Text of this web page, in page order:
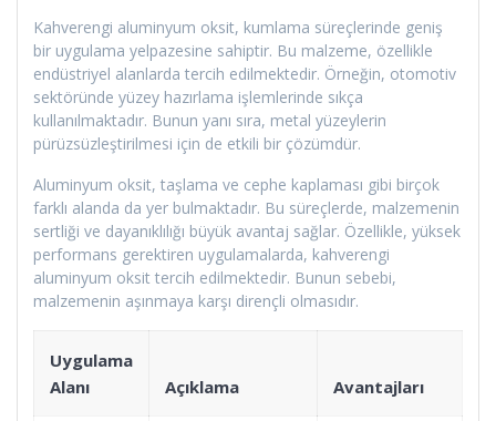
Kahverengi aluminyum oksit, kumlama süreçlerinde geniş
bir uygulama yelpazesine sahiptir. Bu malzeme, özellikle
endüstriyel alanlarda tercih edilmektedir. Örneğin, otomotiv
sektöründe yüzey hazırlama işlemlerinde sıkça
kullanılmaktadır. Bunun yanı sıra, metal yüzeylerin
pürüzsüzleştirilmesi için de etkili bir çözümdür.
Aluminyum oksit, taşlama ve cephe kaplaması gibi birçok
farklı alanda da yer bulmaktadır. Bu süreçlerde, malzemenin
sertliği ve dayanıklılığı büyük avantaj sağlar. Özellikle, yüksek
performans gerektiren uygulamalarda, kahverengi
aluminyum oksit tercih edilmektedir. Bunun sebebi,
malzemenin aşınmaya karşı dirençli olmasıdır.
Uygulama
Alanı
Açıklama Avantajları